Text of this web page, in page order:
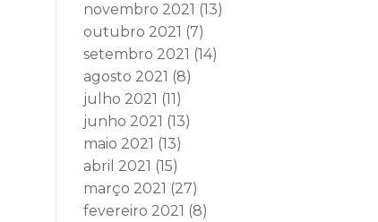
novembro 2021 (13)
outubro 2021 (7)
setembro 2021 (14)
agosto 2021 (8)
julho 2021 (11)
junho 2021 (13)
maio 2021 (13)
abril 2021 (15)
março 2021 (27)
fevereiro 2021 (8)